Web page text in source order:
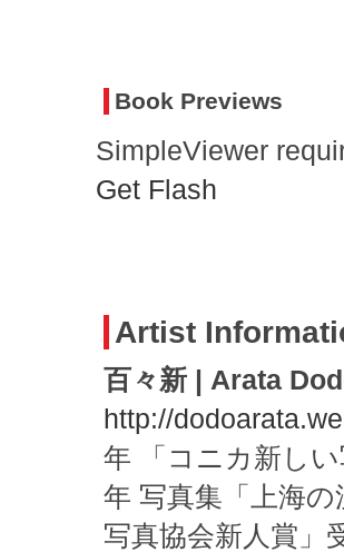
Book Previews
SimpleViewer
Get Flash
Artist
百々新 | Arata
http://
年 「コニカ新し
年 写真集「上海
写真協会新人賞」